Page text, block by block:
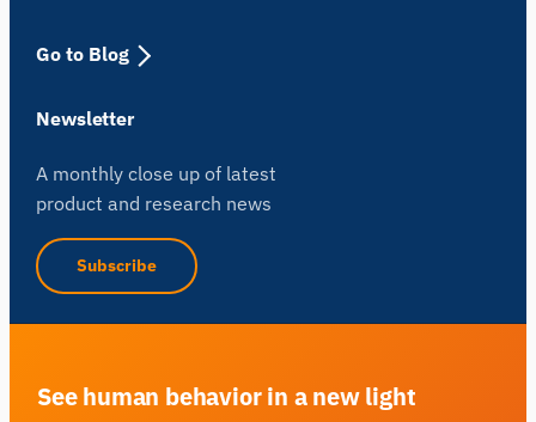
Go to Blog
Newsletter
A monthly close up of latest
product and research news
Subscribe
See human behavior in a new light